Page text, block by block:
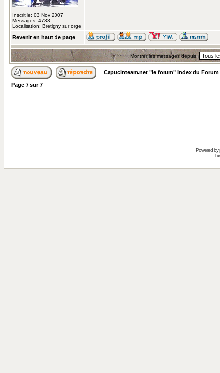
Inscrit le: 03 Nov 2007
Messages: 4733
Localisation: Bretigny sur orge
Revenir en haut de page
Montrer les messages depuis:
Capucinteam.net "le forum" Index du Forum
Page 7 sur7
Powered by